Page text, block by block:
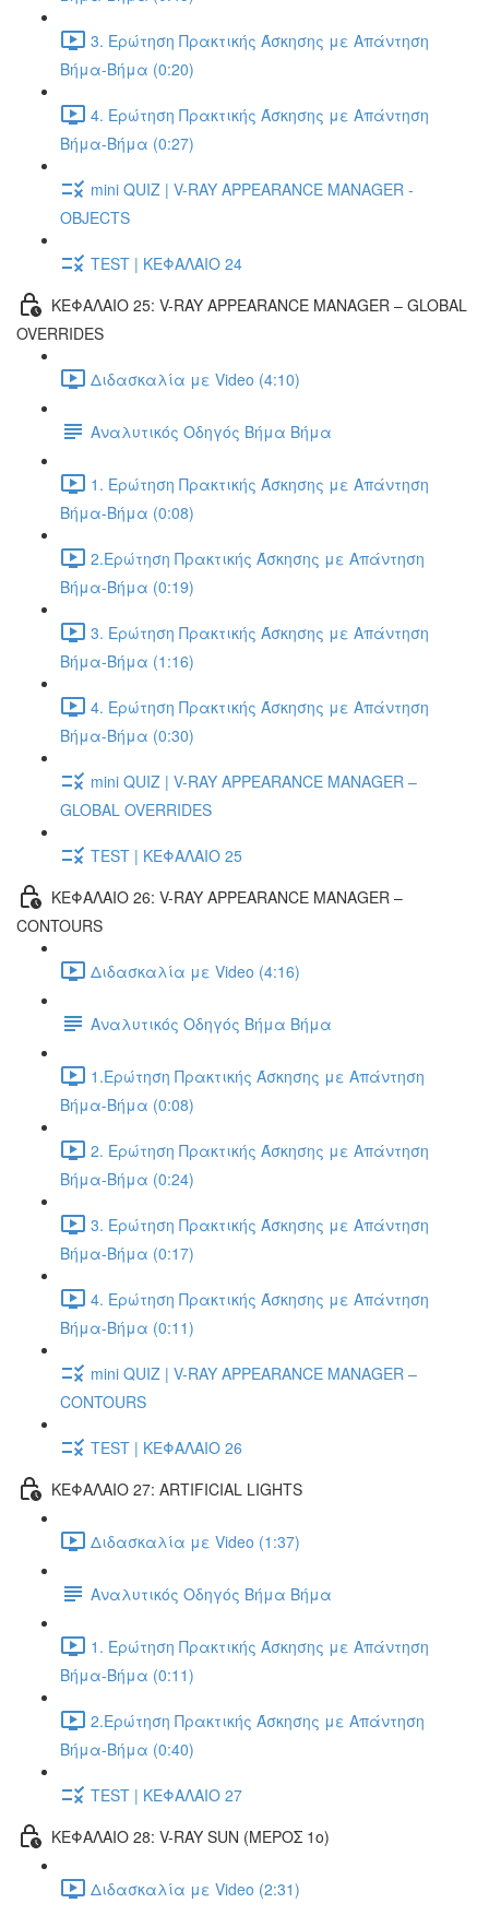
3. Ερώτηση Πρακτικής Άσκησης με Απάντηση
Βήμα-Βήμα (0:20)
4. Ερώτηση Πρακτικής Άσκησης με Απάντηση
Βήμα-Βήμα (0:27)
mini QUIZ | V-RAY APPEARANCE MANAGER -
OBJECTS
TEST | ΚΕΦΑΛΑΙΟ 24
ΚΕΦΑΛΑΙΟ 25: V-RAY APPEARANCE MANAGER – GLOBAL
OVERRIDES
Διδασκαλία με Video (4:10)
Αναλυτικός Οδηγός Βήμα Βήμα
1. Ερώτηση Πρακτικής Άσκησης με Απάντηση
Βήμα-Βήμα (0:08)
2.Ερώτηση Πρακτικής Άσκησης με Απάντηση
Βήμα-Βήμα (0:19)
3. Ερώτηση Πρακτικής Άσκησης με Απάντηση
Βήμα-Βήμα (1:16)
4. Ερώτηση Πρακτικής Άσκησης με Απάντηση
Βήμα-Βήμα (0:30)
mini QUIZ | V-RAY APPEARANCE MANAGER –
GLOBAL OVERRIDES
TEST | ΚΕΦΑΛΑΙΟ 25
ΚΕΦΑΛΑΙΟ 26: V-RAY APPEARANCE MANAGER –
CONTOURS
Διδασκαλία με Video (4:16)
Αναλυτικός Οδηγός Βήμα Βήμα
1.Ερώτηση Πρακτικής Άσκησης με Απάντηση
Βήμα-Βήμα (0:08)
2. Ερώτηση Πρακτικής Άσκησης με Απάντηση
Βήμα-Βήμα (0:24)
3. Ερώτηση Πρακτικής Άσκησης με Απάντηση
Βήμα-Βήμα (0:17)
4. Ερώτηση Πρακτικής Άσκησης με Απάντηση
Βήμα-Βήμα (0:11)
mini QUIZ | V-RAY APPEARANCE MANAGER –
CONTOURS
TEST | ΚΕΦΑΛΑΙΟ 26
ΚΕΦΑΛΑΙΟ 27: ARTIFICIAL LIGHTS
Διδασκαλία με Video (1:37)
Αναλυτικός Οδηγός Βήμα Βήμα
1. Ερώτηση Πρακτικής Άσκησης με Απάντηση
Βήμα-Βήμα (0:11)
2.Ερώτηση Πρακτικής Άσκησης με Απάντηση
Βήμα-Βήμα (0:40)
TEST | ΚΕΦΑΛΑΙΟ 27
ΚΕΦΑΛΑΙΟ 28: V-RAY SUN (ΜΕΡΟΣ 1o)
Διδασκαλία με Video (2:31)